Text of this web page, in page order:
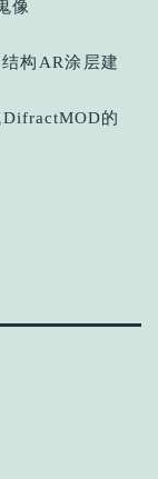
像
构AR涂层建
的